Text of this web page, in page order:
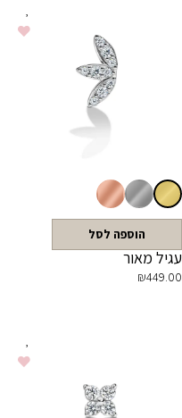
הוספה לסל
עגיל מאור
₪449.00